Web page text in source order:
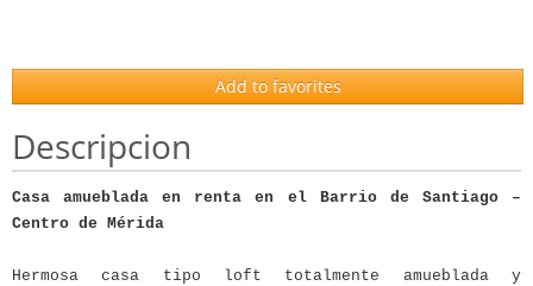
Add to favorites
Descripcion
Casa amueblada en renta en el Barrio de Santiago –
Centro de Mérida
Hermosa casa tipo loft totalmente amueblada y